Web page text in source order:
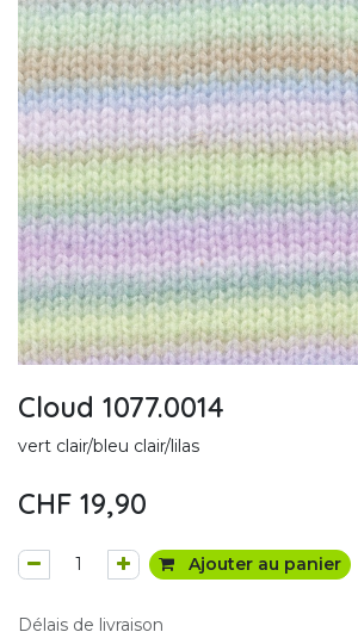
Cloud 1077.0014
vert clair/bleu clair/lilas
CHF 19,90
Ajouter au panier
Délais de livraison